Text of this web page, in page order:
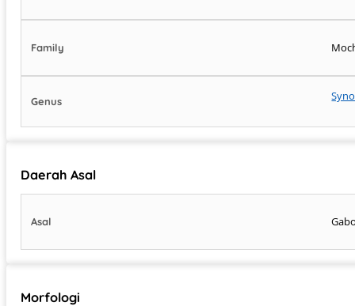
Family
Genus
Daerah Asal
Asal
Morfologi